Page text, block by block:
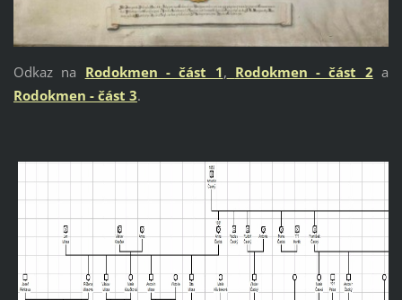
Odkaz na Rodokmen - část 1, Rodokmen - část 2 a
Rodokmen - část 3.